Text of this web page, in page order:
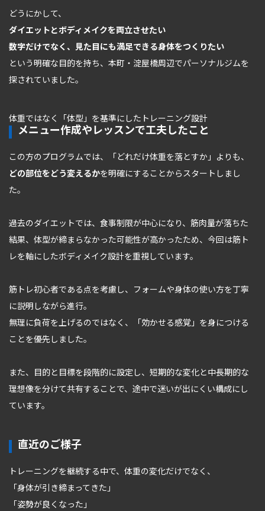
どうにかして、
ダイエットとボディメイクを両立させたい
数字だけでなく、見た目にも満足できる身体をつくりたい
という明確な目的を持ち、本町・淀屋橋周辺でパーソナルジムを
探されていました。
体重ではなく「体型」を基準にしたトレーニング設計
メニュー作成やレッスンで工夫したこと
この方のプログラムでは、「どれだけ体重を落とすか」よりも、
どの部位をどう変えるかを明確にすることからスタートしまし
た。
過去のダイエットでは、食事制限が中心になり、筋肉量が落ちた
結果、体型が締まらなかった可能性が高かったため、今回は筋ト
レを軸にしたボディメイク設計を重視しています。
筋トレ初心者である点を考慮し、フォームや身体の使い方を丁寧
に説明しながら進行。
無理に負荷を上げるのではなく、「効かせる感覚」を身につける
ことを優先しました。
また、目的と目標を段階的に設定し、短期的な変化と中長期的な
理想像を分けて共有することで、途中で迷いが出にくい構成にし
ています。
直近のご様子
トレーニングを継続する中で、体重の変化だけでなく、
「身体が引き締まってきた」
「姿勢が良くなった」